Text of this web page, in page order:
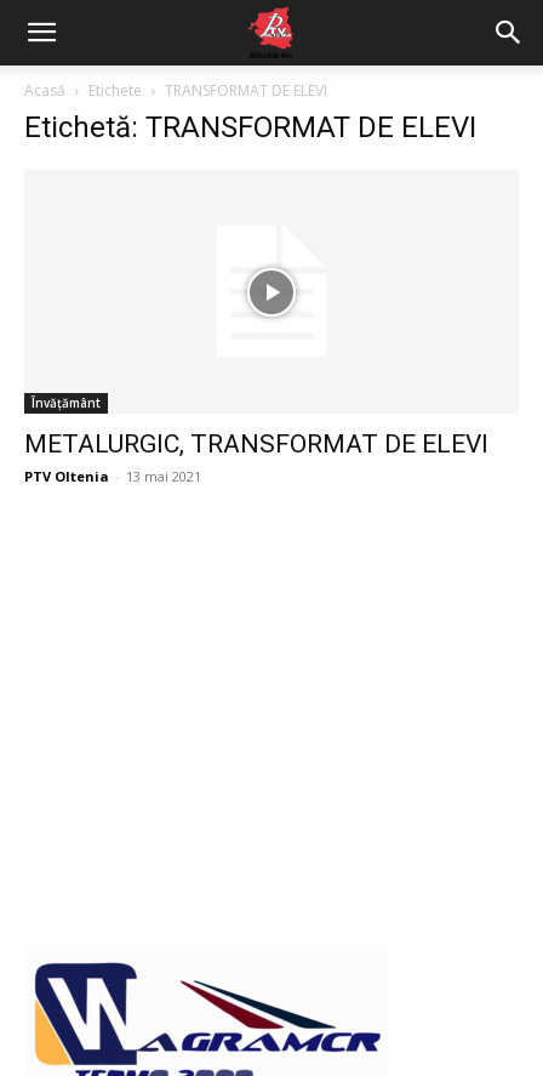
Acasă Etichete TRANSFORMAT DE ELEVI
Etichetă: TRANSFORMAT DE ELEVI
Învățământ
METALURGIC, TRANSFORMAT DE ELEVI
PTV Oltenia - 13 mai 2021